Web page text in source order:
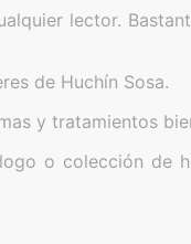
lector.
de Huchín Sosa.
y tratamientos
o colección de